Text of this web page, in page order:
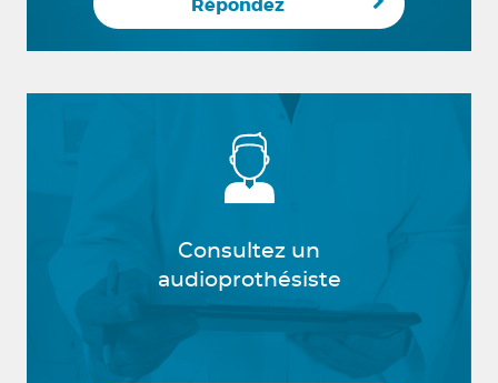
Répondez
Consultez un
audioprothésiste